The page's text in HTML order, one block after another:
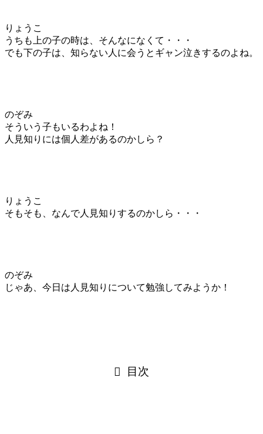
りょうこ
うちも上の子の時は、そんなになくて・・・
でも下の子は、知らない人に会うとギャン泣きするのよね。
のぞみ
そういう子もいるわよね！
人見知りには個人差があるのかしら？
りょうこ
そもそも、なんで人見知りするのかしら・・・
のぞみ
じゃあ、今日は人見知りについて勉強してみようか！
目次